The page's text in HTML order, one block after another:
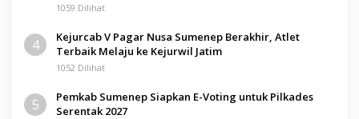
1059 Dilihat
4
Kejurcab V Pagar Nusa Sumenep Berakhir, Atlet
Terbaik Melaju ke Kejurwil Jatim
1052 Dilihat
5
Pemkab Sumenep Siapkan E-Voting untuk Pilkades
Serentak 2027